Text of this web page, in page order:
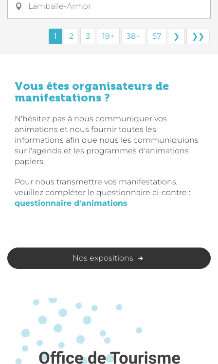
Lamballe-Armor
1 2 3 19+ 38+ 57 ❯ ❯❯
Vous êtes organisateurs de
manifestations ?
N'hésitez pas à nous communiquer vos
animations et nous fournir toutes les
informations afin que nous les communiquions
sur l'agenda et les programmes d'animations
papiers.
Pour nous transmettre vos manifestations,
veuillez compléter le questionnaire ci-contre :
questionnaire d'animations
Nos expositions